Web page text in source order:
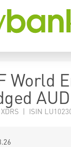
World
AUD
| ISIN